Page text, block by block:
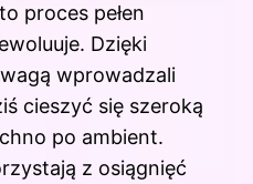
proces pełen
Dzięki
wprowadzali
cieszyć się szeroką
po ambient.
z osiągnięć